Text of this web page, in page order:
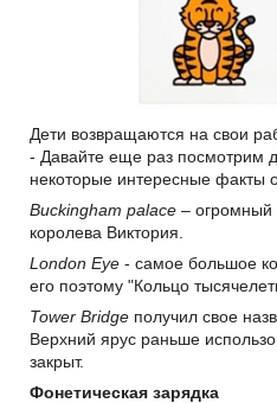
Дети возвращаются на свои
- Давайте еще раз посмотрим
некоторые интересные факты
Buckingham palace – огромный
королева Виктория.
London Eye - самое большое
его поэтому "Кольцо
Tower Bridge получил свое
Верхний ярус раньше
закрыт.
Фонетическая зарядка